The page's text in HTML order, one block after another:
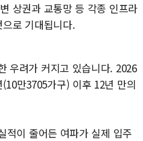
상권과 교통망 등 각종 인프라
로 기대됩니다.
우려가 커지고 있습니다. 2026
만3705가구) 이후 12년 만의
적이 줄어든 여파가 실제 입주